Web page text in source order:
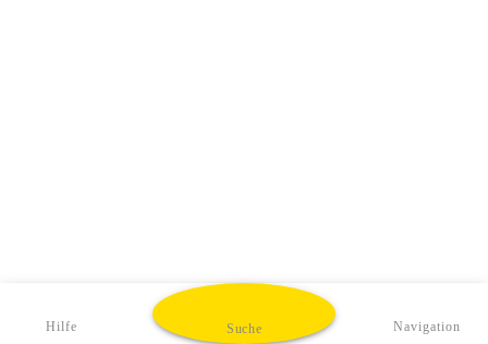
Hilfe Suche Navigation